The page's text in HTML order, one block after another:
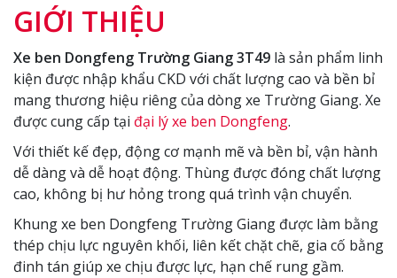
GIỚI THIỆU
Xe ben Dongfeng Trường Giang 3T49 là sản phẩm linh
kiện được nhập khẩu CKD với chất lượng cao và bền bỉ
mang thương hiệu riêng của dòng xe Trường Giang. Xe
được cung cấp tại đại lý xe ben Dongfeng.
Với thiết kế đẹp, động cơ mạnh mẽ và bền bỉ, vận hành
dễ dàng và dễ hoạt động. Thùng được đóng chất lượng
cao, không bị hư hỏng trong quá trình vận chuyển.
Khung xe ben Dongfeng Trường Giang được làm bằng
thép chịu lực nguyên khối, liên kết chặt chẽ, gia cố bằng
đinh tán giúp xe chịu được lực, hạn chế rung gầm.